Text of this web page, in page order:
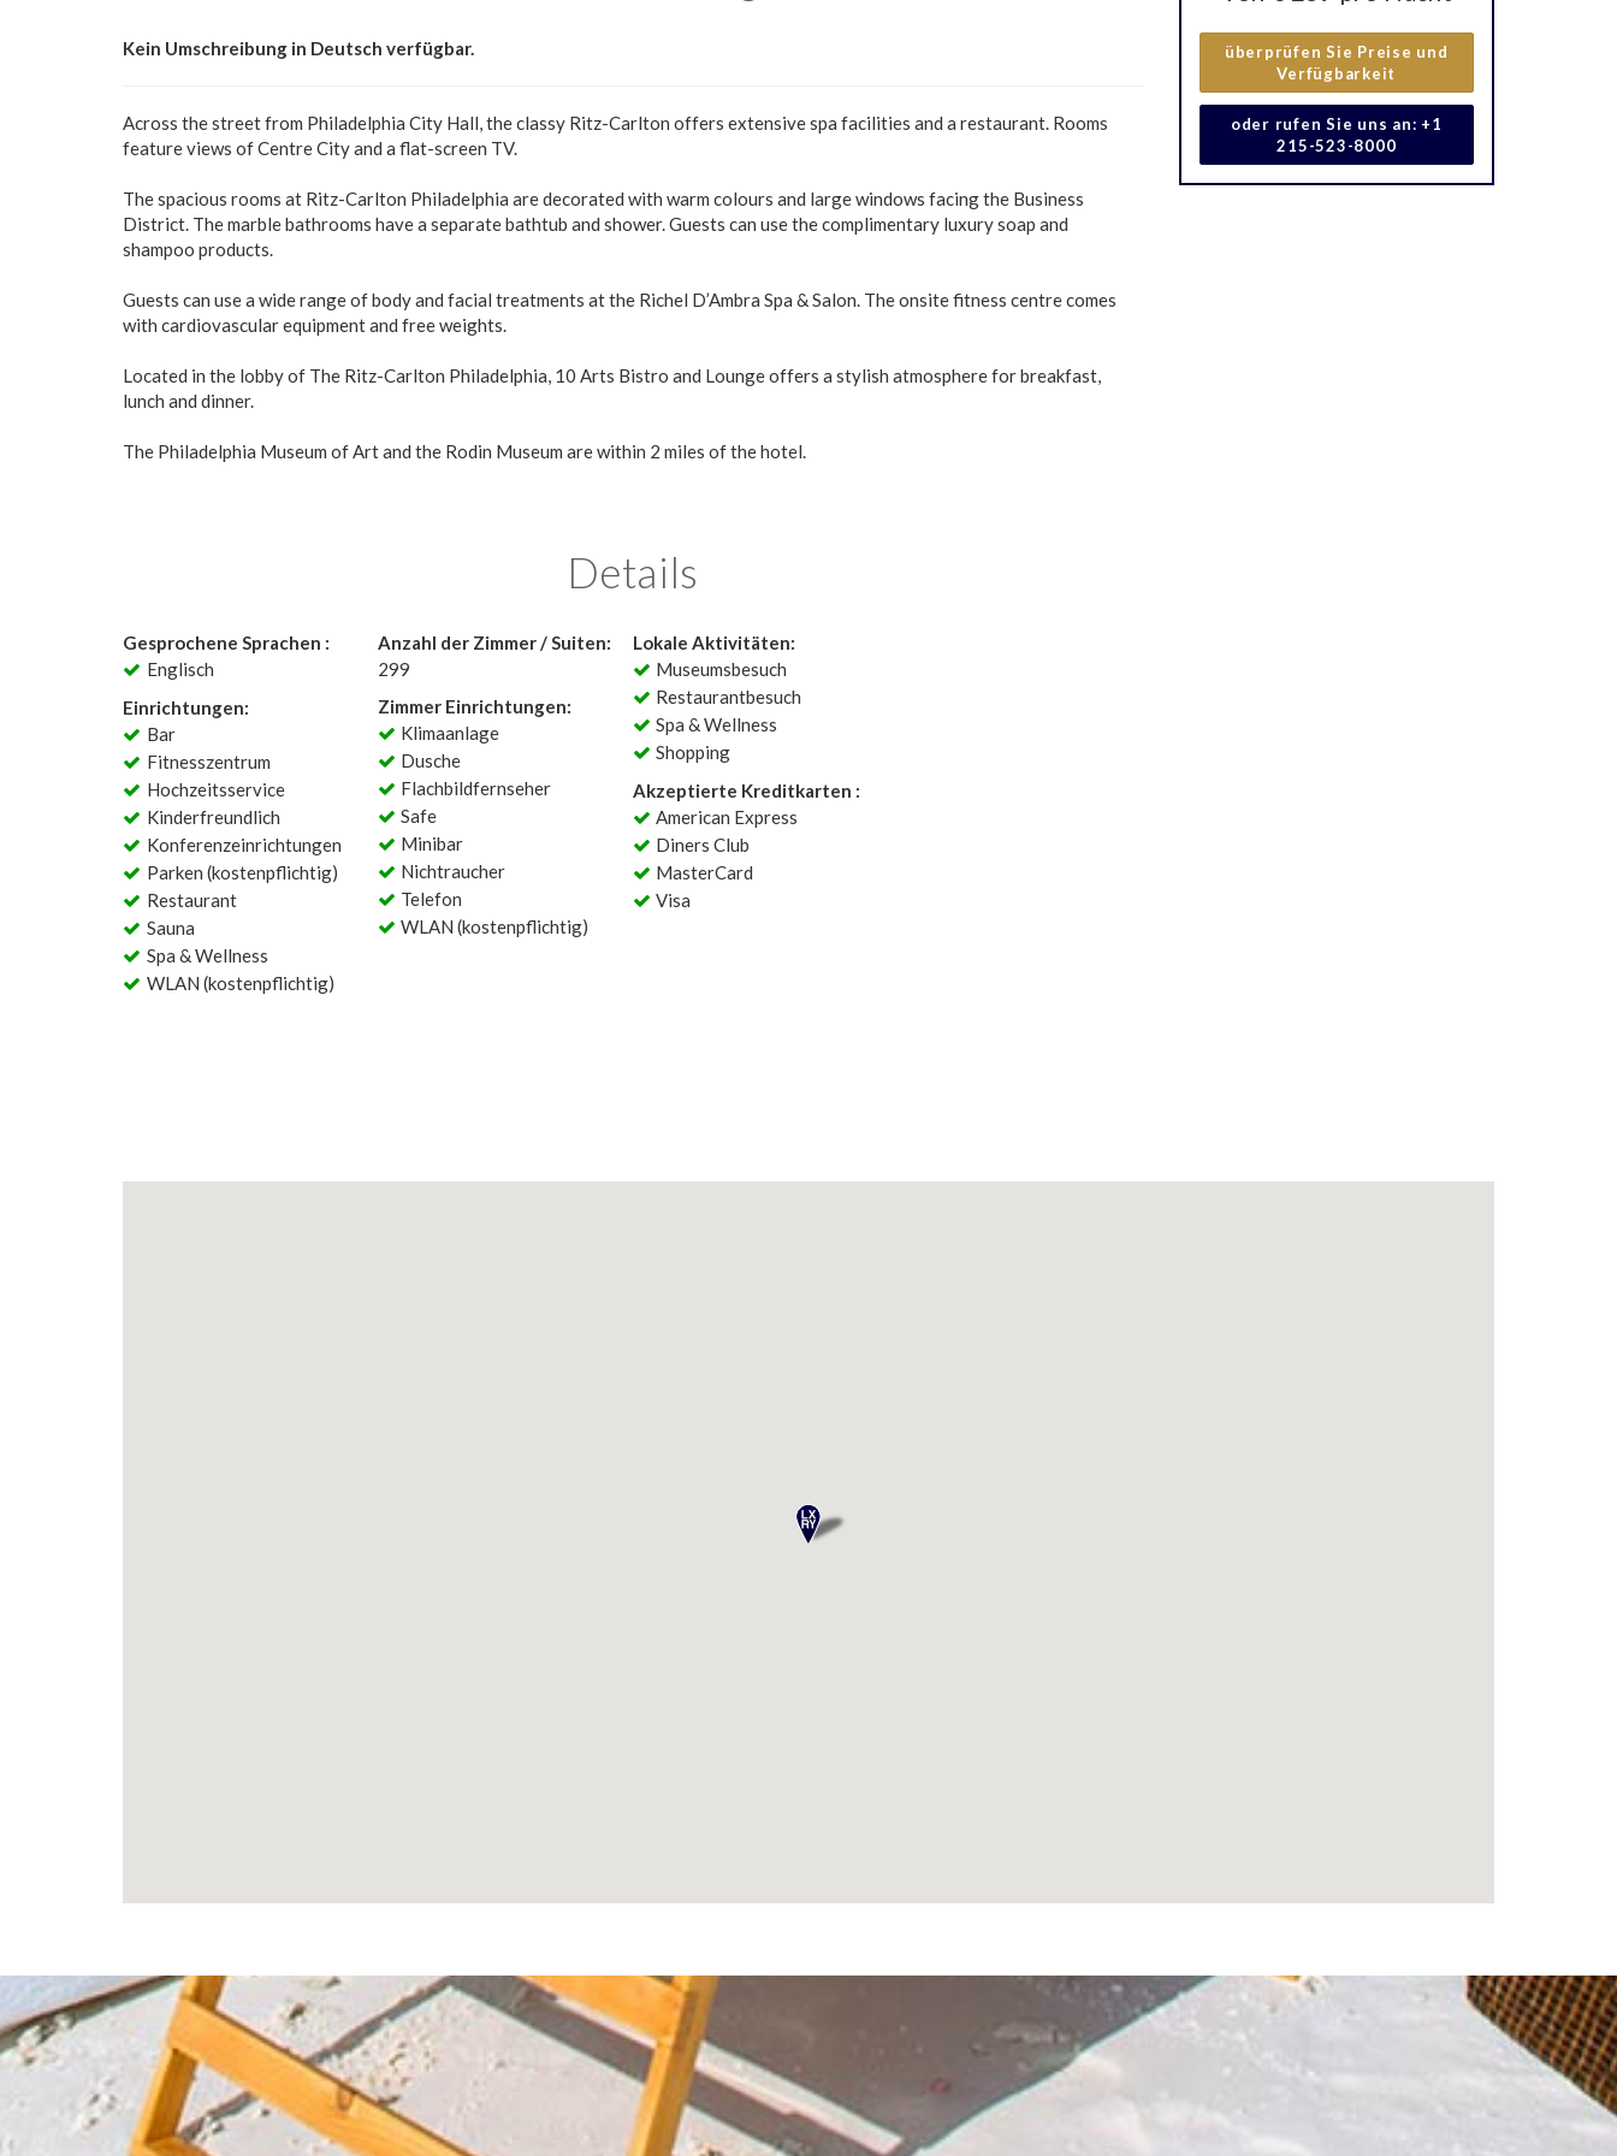
überprüfen Sie Preise und
Verfügbarkeit
oder rufen Sie uns an: +1
215-523-8000
Kein Umschreibung in Deutsch verfügbar.
Across the street from Philadelphia City Hall, the classy Ritz-Carlton offers extensive spa facilities and a restaurant. Rooms
feature views of Centre City and a flat-screen TV.
The spacious rooms at Ritz-Carlton Philadelphia are decorated with warm colours and large windows facing the Business
District. The marble bathrooms have a separate bathtub and shower. Guests can use the complimentary luxury soap and
shampoo products.
Guests can use a wide range of body and facial treatments at the Richel D’Ambra Spa & Salon. The onsite fitness centre comes
with cardiovascular equipment and free weights.
Located in the lobby of The Ritz-Carlton Philadelphia, 10 Arts Bistro and Lounge offers a stylish atmosphere for breakfast,
lunch and dinner.
The Philadelphia Museum of Art and the Rodin Museum are within 2 miles of the hotel.
Details
Gesprochene Sprachen :
Englisch
Einrichtungen:
Bar
Fitnesszentrum
Hochzeitsservice
Kinderfreundlich
Konferenzeinrichtungen
Parken (kostenpflichtig)
Restaurant
Sauna
Spa & Wellness
WLAN (kostenpflichtig)
Anzahl der Zimmer / Suiten:
299
Zimmer Einrichtungen:
Klimaanlage
Dusche
Flachbildfernseher
Safe
Minibar
Nichtraucher
Telefon
WLAN (kostenpflichtig)
Lokale Aktivitäten:
Museumsbesuch
Restaurantbesuch
Spa & Wellness
Shopping
Akzeptierte Kreditkarten :
American Express
Diners Club
MasterCard
Visa